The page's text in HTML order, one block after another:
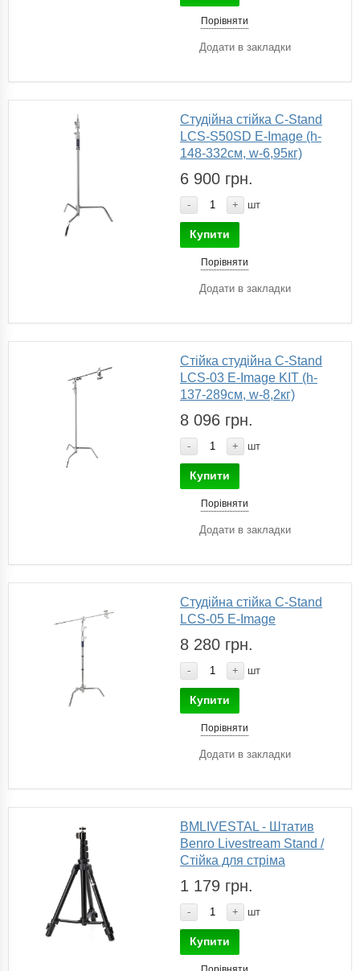
Порівняти
Додати в закладки
Студійна стійка C-Stand
LCS-S50SD E-Image (h-
148-332см, w-6,95кг)
6 900 грн.
- + шт
Купити
Порівняти
Додати в закладки
Стійка студійна C-Stand
LCS-03 E-Image KIT (h-
137-289см, w-8,2кг)
8 096 грн.
- + шт
Купити
Порівняти
Додати в закладки
Студійна стійка C-Stand
LCS-05 E-Image
8 280 грн.
- + шт
Купити
Порівняти
Додати в закладки
BMLIVESTAL - Штатив
Benro Livestream Stand /
Стійка для стріма
1 179 грн.
- + шт
Купити